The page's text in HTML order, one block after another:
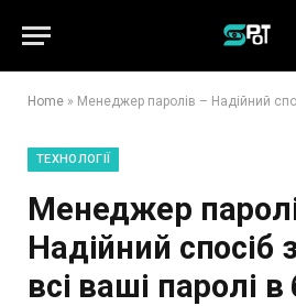
Home » Менеджер паролів – Надійний спосіб
ТЕХНОЛОГІЇ
Менеджер
Надійний спосіб
всі ваші паролі в